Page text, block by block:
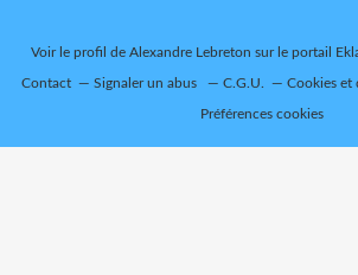
Voir le profil de Alexandre Lebreton sur le portail
Contact Signaler un abus C.G.U. Cookies et
Préférences cookies